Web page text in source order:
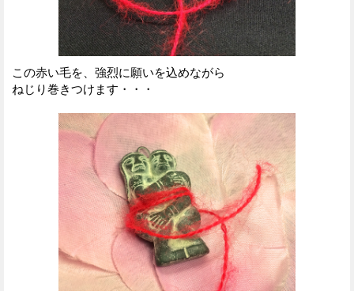
この赤い毛を、強烈に願いを込めながら
ねじり巻きつけます・・・